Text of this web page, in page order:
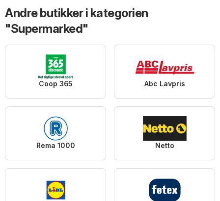
Andre butikker i kategorien
"Supermarked"
Coop 365 Abc Lavpris
Rema 1000 Netto